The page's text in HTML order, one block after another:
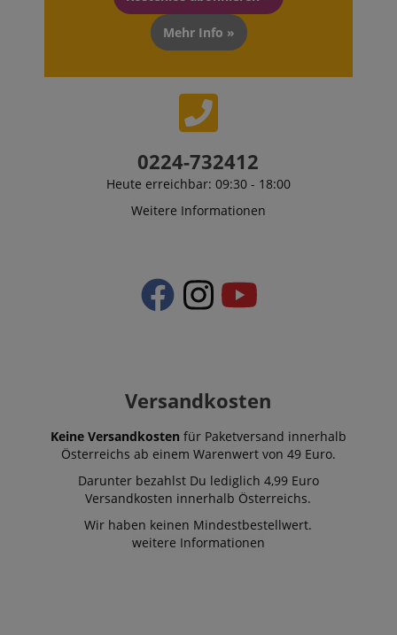
Mehr Info »
0224-732412
Heute erreichbar: 09:30 - 18:00
Weitere Informationen
Versandkosten
Keine Versandkosten für Paketversand innerhalb
Österreichs ab einem Warenwert von 49 Euro.
Darunter bezahlst Du lediglich 4,99 Euro
Versandkosten innerhalb Österreichs.
Wir haben keinen Mindestbestellwert.
weitere Informationen
Cookie Laufzeit Beschreibung
www.kirstein.at
user (what
Datenschutzerklärung